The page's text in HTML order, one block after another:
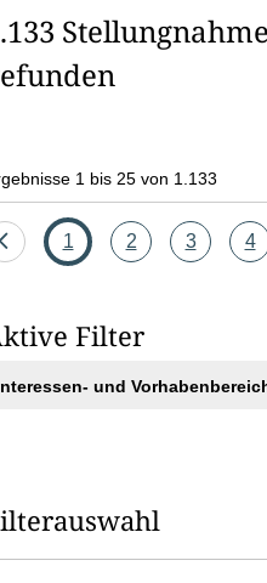
1 bis 25 von 1.133
Eine
Seite
1 Seite
2 Seite
3 4
Filter
und